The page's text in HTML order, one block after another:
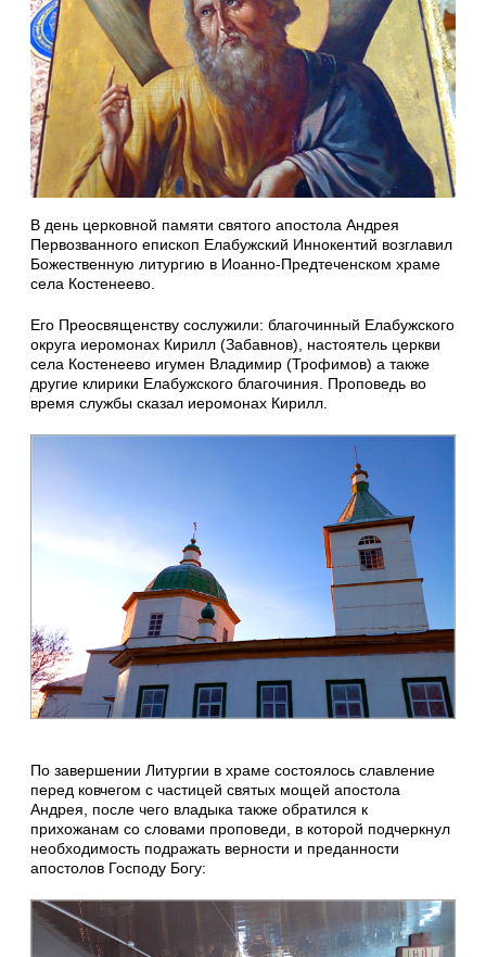
В день церковной памяти святого апостола Андрея
Первозванного епископ Елабужский Иннокентий возглавил
Божественную литургию в Иоанно-Предтеченском храме
села Костенеево.
Его Преосвященству сослужили: благочинный Елабужского
округа иеромонах Кирилл (Забавнов), настоятель церкви
села Костенеево игумен Владимир (Трофимов) а также
другие клирики Елабужского благочиния. Проповедь во
время службы сказал иеромонах Кирилл.
По завершении Литургии в храме состоялось славление
перед ковчегом с частицей святых мощей апостола
Андрея, после чего владыка также обратился к
прихожанам со словами проповеди, в которой подчеркнул
необходимость подражать верности и преданности
апостолов Господу Богу: